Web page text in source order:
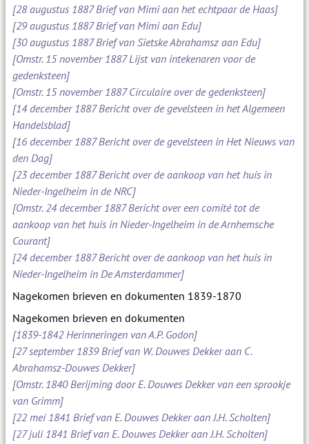
[28 augustus 1887 Brief van Mimi aan het echtpaar de Haas]
[29 augustus 1887 Brief van Mimi aan Edu]
[30 augustus 1887 Brief van Sietske Abrahamsz aan Edu]
[Omstr. 15 november 1887 Lijst van intekenaren voor de
gedenksteen]
[Omstr. 15 november 1887 Circulaire over de gedenksteen]
[14 december 1887 Bericht over de gevelsteen in het Algemeen
Handelsblad]
[16 december 1887 Bericht over de gevelsteen in Het Nieuws van
den Dag]
[23 december 1887 Bericht over de aankoop van het huis in
Nieder-Ingelheim in de NRC]
[Omstr. 24 december 1887 Bericht over een comité tot de
aankoop van het huis in Nieder-Ingelheim in de Arnhemsche
Courant]
[24 december 1887 Bericht over de aankoop van het huis in
Nieder-Ingelheim in De Amsterdammer]
Nagekomen brieven en dokumenten 1839-1870
Nagekomen brieven en dokumenten
[1839-1842 Herinneringen van A.P. Godon]
[27 september 1839 Brief van W. Douwes Dekker aan C.
Abrahamsz-Douwes Dekker]
[Omstr. 1840 Berijming door E. Douwes Dekker van een sprookje
van Grimm]
[22 mei 1841 Brief van E. Douwes Dekker aan J.H. Scholten]
[27 juli 1841 Brief van E. Douwes Dekker aan J.H. Scholten]